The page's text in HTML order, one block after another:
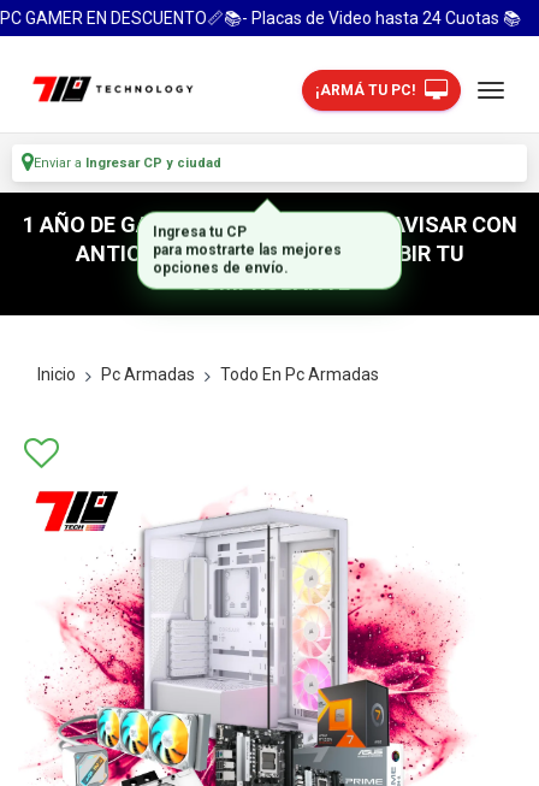
GAMER EN DESCUENTO📏📚- Placas de Video hasta 24 Cuotas 📚
¡ARMÁ TU PC!
Enviar a Ingresar CP y ciudad
1 AÑO DE GARANTIA! / PARA RETIRO AVISAR CON
ANTICIPACION / NO OLVIDES SUBIR TU
COMPROBANTE
Inicio Pc Armadas Todo En Pc Armadas